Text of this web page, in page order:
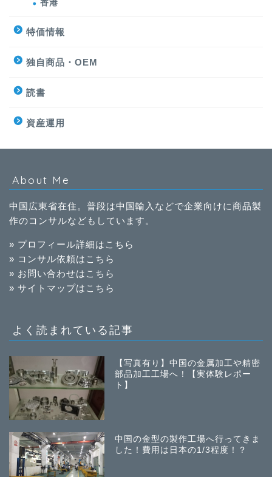
香港
特価情報
独自商品・OEM
読書
資産運用
About Me
中国広東省在住。普段は中国輸入などで企業向けに商品製
作のコンサルなどもしています。
» プロフィール詳細はこちら
» コンサル依頼はこちら
» お問い合わせはこちら
» サイトマップはこちら
よく読まれている記事
【写真有り】中国の金属加工や精密
部品加工工場へ！【実体験レポー
ト】
中国の金型の製作工場へ行ってきま
した！費用は日本の1/3程度！？